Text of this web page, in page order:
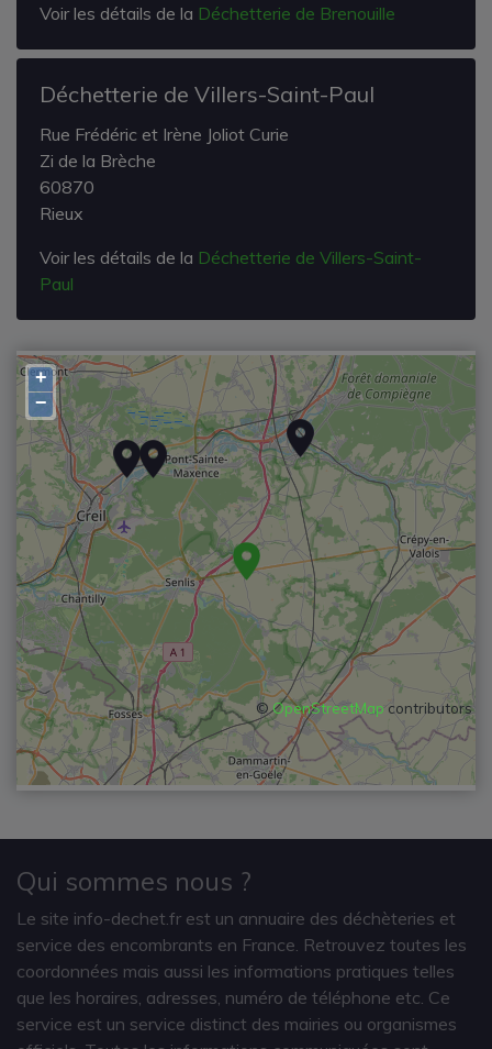
+
−
©OpenStreetMap contributors
Voir les détails de la Déchetterie de Brenouille
Déchetterie de Villers-Saint-Paul
Rue Frédéric et Irène Joliot Curie
Zi de la Brèche
60870
Rieux
Voir les détails de la Déchetterie de Villers-Saint-
Paul
Qui sommes nous ?
Le site info-dechet.fr est un annuaire des déchèteries et
service des encombrants en France. Retrouvez toutes les
coordonnées mais aussi les informations pratiques telles
que les horaires, adresses, numéro de téléphone etc. Ce
service est un service distinct des mairies ou organismes